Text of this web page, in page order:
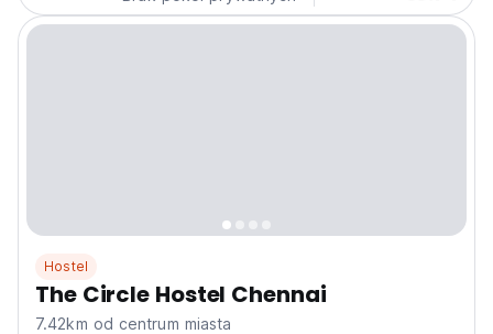
Hostel
The Circle Hostel Chennai
7.42km od centrum miasta